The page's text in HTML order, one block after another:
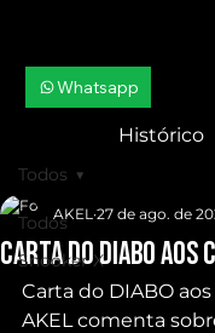
Whatsapp
Histórico
Todos
Snooker X
Todos
Carta do DIABO aos
AKEL 27 de ago. de
Carta do DIABO
AKEL comenta